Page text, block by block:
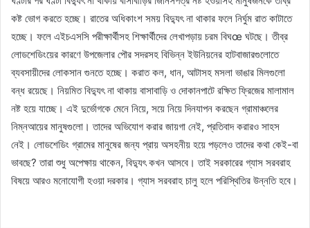
কষ্ট ভোগ করতে হচ্ছে। রাতের অধিকাংশ সময় বিদ্যুৎ না থাকার ফলে নির্ঘুম রাত কাটাতে
হচ্ছে। ফলে এইচএসসি পরীক্ষার্থীসহ শিক্ষার্থীদের লেখাপড়ায় চরম বিঘœ ঘটছে। তীব্র
লোডশেডিংয়ের কারণে উপজেলার পৌর সদরসহ বিভিন্ন ইউনিয়নের হাটবাজারগুলোতে
ব্যবসায়ীদের লোকসান গুনতে হচ্ছে। করাত কল, ধান, আটাসহ মসলা ভাঙার মিলগুলো
বন্ধ রয়েছে। নিয়মিত বিদ্যুৎ না থাকায় বাসাবাড়ি ও দোকানপাটে রক্ষিত ফ্রিজের মালামাল
নষ্ট হয়ে যাচ্ছে। এই দুর্ভোগকে মেনে নিয়ে, সয়ে নিয়ে দিনযাপন করছেন গ্রামাঞ্চলের
নিম্নআয়ের মানুষগুলো। তাদের অভিযোগ করার জায়গা নেই, প্রতিবাদ করারও সাহস
নেই। লোডশেডিং গ্রামের মানুষের জন্য প্রায় অসহনীয় হয়ে পড়লেও তাদের কথা কেই-বা
ভাবছে? তারা শুধু অপেক্ষায় থাকেন, বিদ্যুৎ কখন আসবে। তাই সরকারের গ্যাস সরবরাহ
বিষয়ে আরও মনোযোগী হওয়া দরকার। গ্যাস সরবরাহ চালু হলে পরিস্থিতির উন্নতি হবে।